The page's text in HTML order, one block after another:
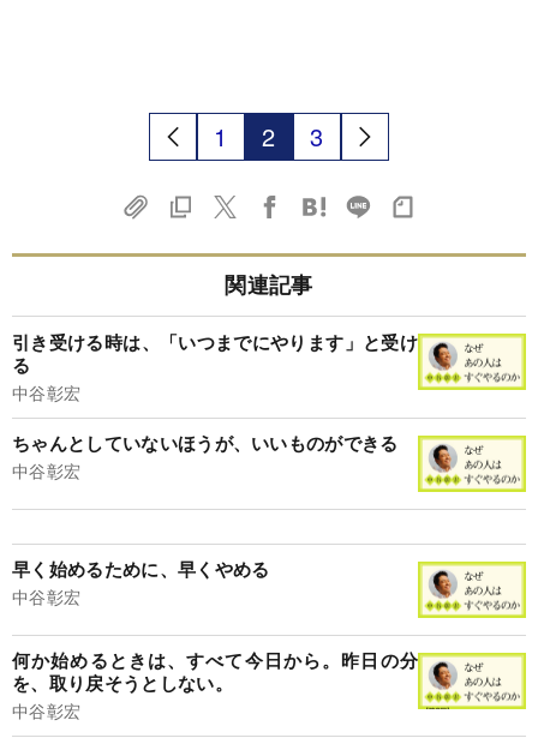
1 2 3
関連記事
引き受ける時は、「いつまでにやります」と受け
る
中谷彰宏
ちゃんとしていないほうが、いいものができる
中谷彰宏
早く始めるために、早くやめる
中谷彰宏
何か始めるときは、すべて今日から。昨日の分
を、取り戻そうとしない。
中谷彰宏